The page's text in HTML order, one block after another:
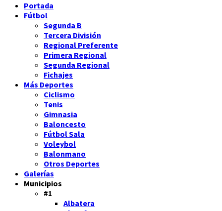
Portada
Fútbol
Segunda B
Tercera División
Regional Preferente
Primera Regional
Segunda Regional
Fichajes
Más Deportes
Ciclismo
Tenis
Gimnasia
Baloncesto
Fútbol Sala
Voleybol
Balonmano
Otros Deportes
Galerías
Municipios
#1
Albatera